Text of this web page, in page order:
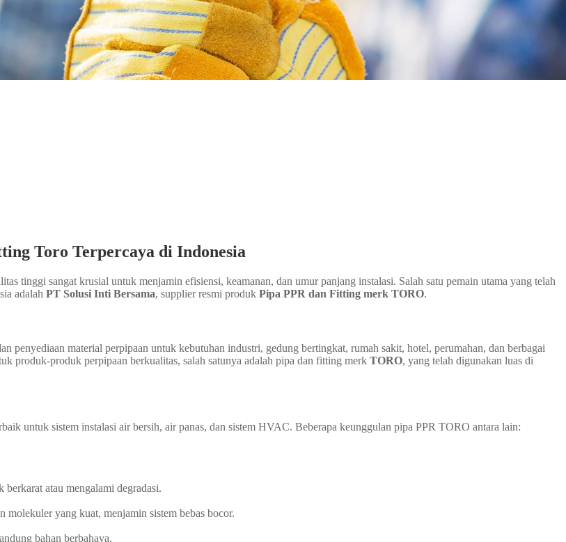
Toro Terpercaya di Indonesia
tinggi sangat krusial untuk menjamin efisiensi, keamanan, dan umur panjang instalasi. Salah satu pemain utama yang telah
adalah PT Solusi Inti Bersama, supplier resmi produk Pipa PPR dan Fitting merk TORO.
penyediaan material perpipaan untuk kebutuhan industri, gedung bertingkat, rumah sakit, hotel, perumahan, dan berbagai
produk-produk perpipaan berkualitas, salah satunya adalah pipa dan fitting merk TORO, yang telah digunakan luas di
untuk sistem instalasi air bersih, air panas, dan sistem HVAC. Beberapa keunggulan pipa PPR TORO antara lain:
atau mengalami degradasi.
molekuler yang kuat, menjamin sistem bebas bocor.
bahan berbahaya.